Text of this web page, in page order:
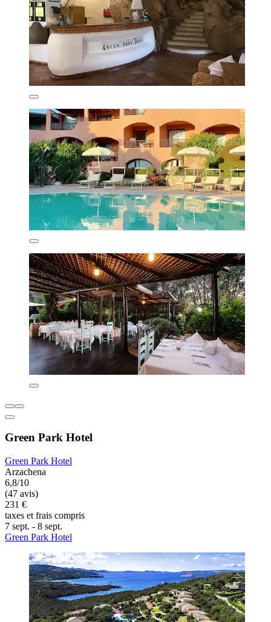
Green Park Hotel
Green Park Hotel
Arzachena
6,8/10
(47 avis)
231 €
taxes et frais compris
7 sept. - 8 sept.
Green Park Hotel